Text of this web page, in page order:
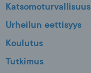
Katsomoturvallisuus
Urheilun eettisyys
Koulutus
Tutkimus